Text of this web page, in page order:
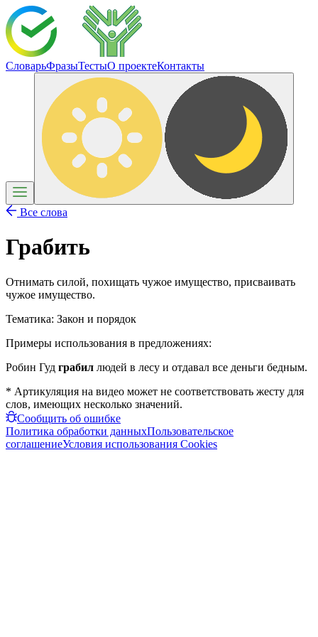
СловарьФразыТестыО проектеКонтакты
Все слова
Грабить
Отнимать силой, похищать чужое имущество, присваивать
чужое имущество.
Тематика: Закон и порядок
Примеры использования в предложениях:
Робин Гуд грабил людей в лесу и отдавал все деньги бедным.
* Артикуляция на видео может не соответствовать жесту для
слов, имеющих несколько значений.
Сообщить об ошибке
Политика обработки данныхПользовательское
соглашениеУсловия использования Cookies